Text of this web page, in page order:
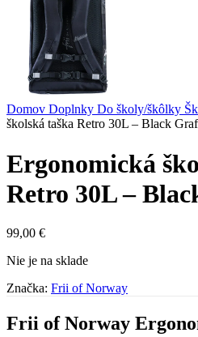
Domov Doplnky Do školy/škôlky
školská taška Retro 30L – Black
Ergonomická
Retro 30L –
99,00 €
Nie je na sklade
Značka: Frii of Norway
Frii of Norway